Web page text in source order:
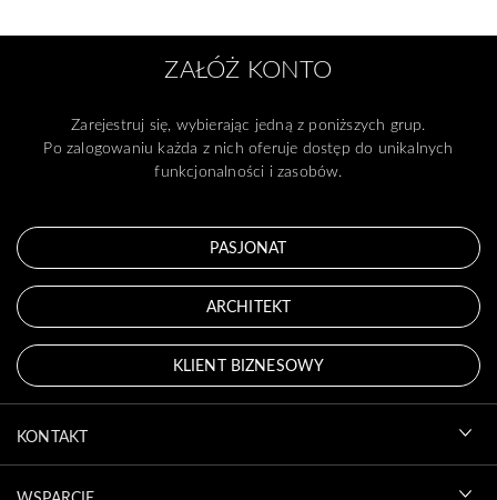
ZAŁÓŻ KONTO
Zarejestruj się, wybierając jedną z poniższych grup.
Po zalogowaniu każda z nich oferuje dostęp do unikalnych
funkcjonalności i zasobów.
PASJONAT
ARCHITEKT
KLIENT BIZNESOWY
KONTAKT